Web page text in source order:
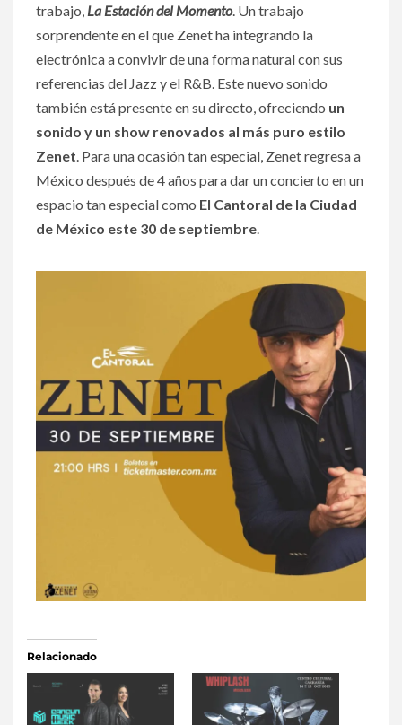
trabajo, La Estación del Momento. Un trabajo
sorprendente en el que Zenet ha integrando la
electrónica a convivir de una forma natural con sus
referencias del Jazz y el R&B. Este nuevo sonido
también está presente en su directo, ofreciendo un
sonido y un show renovados al más puro estilo
Zenet. Para una ocasión tan especial, Zenet regresa a
México después de 4 años para dar un concierto en un
espacio tan especial como El Cantoral de la Ciudad
de México este 30 de septiembre.
Relacionado